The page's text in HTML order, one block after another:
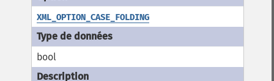
XML_OPTION_CASE_FOLDING
bool